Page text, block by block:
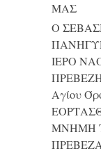
ΜΑΣ
Ο
ΙΕΡΟ
Αγίου
ΜΝΗΜΗ